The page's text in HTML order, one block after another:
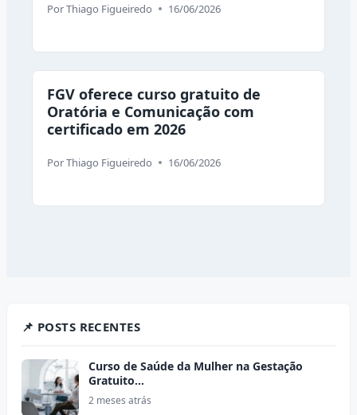
PorThiago Figueiredo 16/06/2026
FGV oferece curso gratuito de
Oratória e Comunicação com
certificado em 2026
PorThiago Figueiredo 16/06/2026
📌 POSTS RECENTES
Curso de Saúde da Mulher na Gestação
Gratuito…
2 meses atrás